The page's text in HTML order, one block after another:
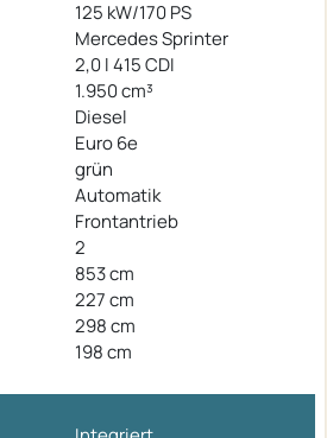
125 kW/170 PS
Mercedes Sprinter
2,0 l 415 CDI
1.950 cm³
Diesel
Euro 6e
grün
Automatik
Frontantrieb
2
853 cm
227 cm
298 cm
198 cm